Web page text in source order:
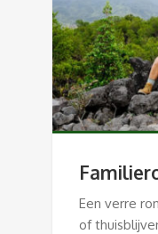
Een verre
of